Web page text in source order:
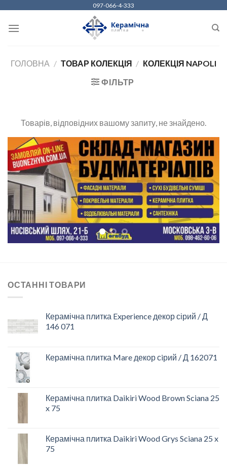
content
097-066-4-333
ГОЛОВНА / ТОВАР КОЛЕКЦІЯ / КОЛЕКЦІЯ NAPOLI
ФІЛЬТР
Товарів, відповідних вашому запиту, не знайдено.
ОСТАННІ ТОВАРИ
Керамічна плитка Experience декор сірий / Д
146 071
Керамічна плитка Mare декор сiрий / Д 162071
Керамічна плитка Daikiri Wood Brown Sciana 25
x 75
Керамічна плитка Daikiri Wood Grys Sciana 25 x
75